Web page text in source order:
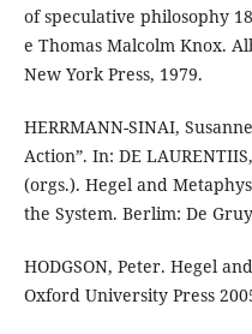
of speculative philosophy
e Thomas Malcolm Knox.
New York Press, 1979.
HERRMANN-SINAI,
Action”. In: DE
(orgs.). Hegel and
the System. Berlim: De
HODGSON, Peter. Hegel
Oxford University Press